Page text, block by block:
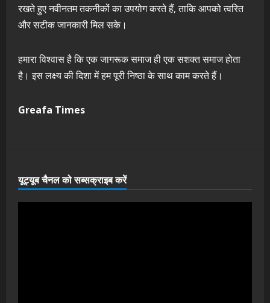
रखते हुए नवीनतम तकनीकों का उपयोग करते हैं, ताकि आपको त्वरित
और सटीक जानकारी मिल सके।
हमारा विश्वास है कि एक जागरूक समाज ही एक सशक्त समाज होता
है। इस लक्ष्य की दिशा में हम पूरी निष्ठा के साथ काम करते हैं।
Greafa Times
यूट्यूब चैनल को सब्सक्राइब करें